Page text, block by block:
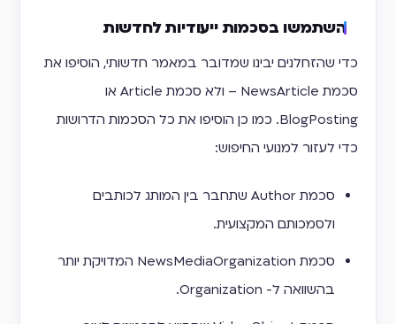
השתמשו בסכמות ייעודיות לחדשות
כדי שהזחלנים יבינו שמדובר במאמר חדשותי, הוסיפו את
סכמת NewsArticle – ולא סכמת Article או
BlogPosting. כמו כן הוסיפו את כל הסכמות הדרושות
כדי לעזור למנועי החיפוש:
סכמת Author שתחבר בין המותג לכותבים
ולסמכותם המקצועית.
סכמת NewsMediaOrganization המדויקת יותר
בהשוואה ל- Organization.